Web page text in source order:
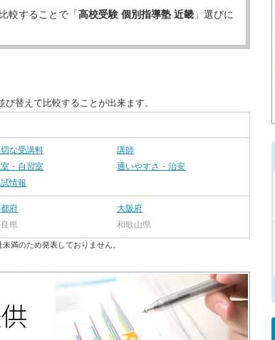
較することで「高校受験 個別指導塾 近畿 」選びに
替えて比較することが出来ます。
な受講料
講師
・自習室
通いやすさ・治安
試情報
府
大阪府
県 和歌山県
満のため発表しておりません。